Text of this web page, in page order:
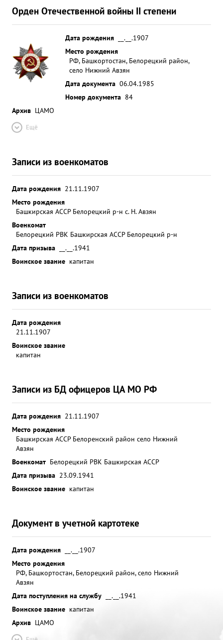
Орден Отечественной войны II степени
Дата рождения
__.__.1907
Место рождения
РФ, Башкортостан, Белорецкий район,
село Нижний Авзян
Дата документа 06.04.1985
Номер документа 84
Архив ЦАМО
Ещё
Записи из военкоматов
Дата рождения 21.11.1907
Место рождения
Башкирская АССР Белорецкий р-н с. Н. Авзян
Военкомат
Белорецкий РВК Башкирская АССР Белорецкий р-н
Дата призыва
__.__.1941
Воинское звание капитан
Записи из военкоматов
Дата рождения
21.11.1907
Воинское звание
капитан
Записи из БД офицеров ЦА МО РФ
Дата рождения 21.11.1907
Место рождения
Башкирская АССР Белоренский район село Нижний
Авзян
Военкомат Белорецкий РВК Башкирская АССР
Дата призыва 23.09.1941
Воинское звание капитан
Документ в учетной картотеке
Дата рождения
__.__.1907
Место рождения
РФ, Башкортостан, Белорецкий район, село Нижний
Авзян
Дата поступления на службу
__.__.1941
Воинское звание капитан
Архив ЦАМО